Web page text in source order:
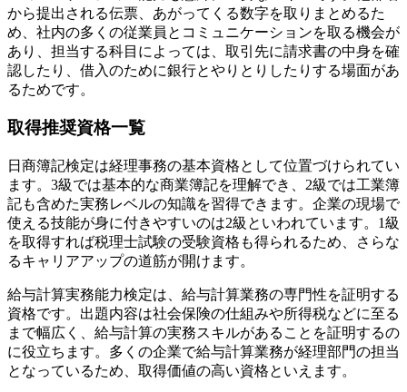
から提出される伝票、あがってくる数字を取りまとめるた
め、社内の多くの従業員とコミュニケーションを取る機会が
あり、担当する科目によっては、取引先に請求書の中身を確
認したり、借入のために銀行とやりとりしたりする場面があ
るためです。
取得推奨資格一覧
日商簿記検定は経理事務の基本資格として位置づけられてい
ます。3級では基本的な商業簿記を理解でき、2級では工業簿
記も含めた実務レベルの知識を習得できます。企業の現場で
使える技能が身に付きやすいのは2級といわれています。1級
を取得すれば税理士試験の受験資格も得られるため、さらな
るキャリアアップの道筋が開けます。
給与計算実務能力検定は、給与計算業務の専門性を証明する
資格です。出題内容は社会保険の仕組みや所得税などに至る
まで幅広く、給与計算の実務スキルがあることを証明するの
に役立ちます。多くの企業で給与計算業務が経理部門の担当
となっているため、取得価値の高い資格といえます。